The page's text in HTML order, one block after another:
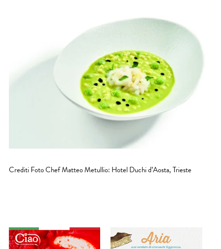
Crediti Foto Chef Matteo Metullio: Hotel Duchi d’Aosta, Trieste